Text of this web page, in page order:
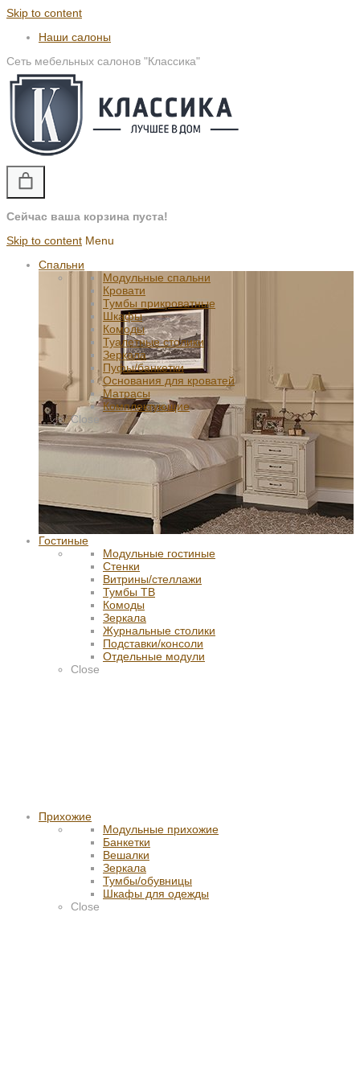
Skip to content
Наши салоны
Сеть мебельных салонов "Классика"
Сейчас ваша корзина пуста!
Skip to content Menu
Спальни
Модульные спальни
Кровати
Тумбы прикроватные
Шкафы
Комоды
Туалетные столики
Зеркала
Пуфы/банкетки
Основания для кроватей
Матрасы
Комплектующие
Close
Гостиные
Модульные гостиные
Стенки
Витрины/стеллажи
Тумбы ТВ
Комоды
Зеркала
Журнальные столики
Подставки/консоли
Отдельные модули
Close
Прихожие
Модульные прихожие
Банкетки
Вешалки
Зеркала
Тумбы/обувницы
Шкафы для одежды
Close